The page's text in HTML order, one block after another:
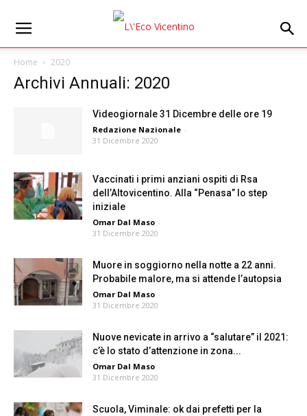
Home 2020
Archivi Annuali: 2020
Videogiornale 31 Dicembre delle ore 19
Redazione Nazionale -
31 Dicembre 2020
Vaccinati i primi anziani ospiti di Rsa
dell’Altovicentino. Alla “Penasa” lo step
iniziale
Omar Dal Maso -
31 Dicembre 2020
Muore in soggiorno nella notte a 22 anni.
Probabile malore, ma si attende l’autopsia
Omar Dal Maso -
31 Dicembre 2020
Nuove nevicate in arrivo a “salutare” il 2021:
c’è lo stato d’attenzione in zona...
Omar Dal Maso -
31 Dicembre 2020
Scuola, Viminale: ok dai prefetti per la